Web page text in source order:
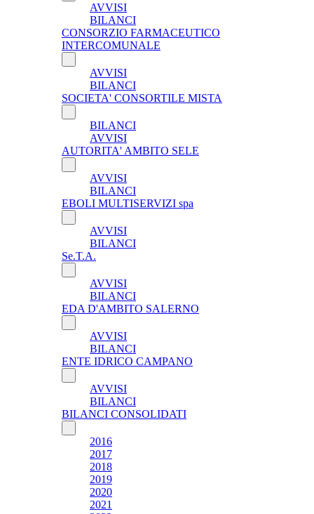
AVVISI
BILANCI
CONSORZIO FARMACEUTICO
INTERCOMUNALE
AVVISI
BILANCI
SOCIETA' CONSORTILE MISTA
BILANCI
AVVISI
AUTORITA' AMBITO SELE
AVVISI
BILANCI
EBOLI MULTISERVIZI spa
AVVISI
BILANCI
Se.T.A.
AVVISI
BILANCI
EDA D'AMBITO SALERNO
AVVISI
BILANCI
ENTE IDRICO CAMPANO
AVVISI
BILANCI
BILANCI CONSOLIDATI
2016
2017
2018
2019
2020
2021